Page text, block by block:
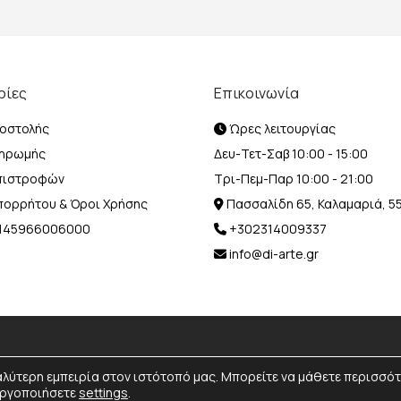
& Όροι Χρήσης
Επικοινωνία
Ώρες λειτουργίας
Δευ-Τετ-Σαβ 10:00 - 15:00
Τρι-Πεμ-Παρ 10:00 - 21:00
Πασσαλίδη 65, Καλαμαριά,
+302314009337
info@di-arte.gr
© 2026 Designed and Developed byMediaBox.All rights reserved.
εμπειρία στον ιστότοπό μας. Μπορείτε να μάθετε
settings.